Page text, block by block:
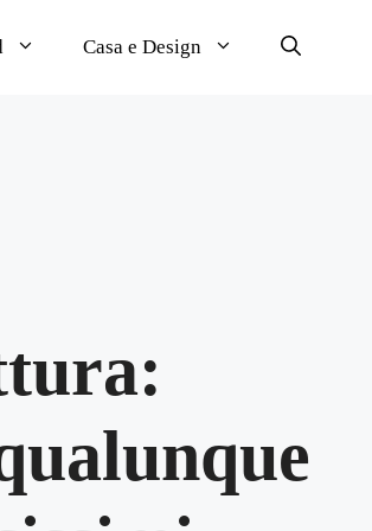
Casa e Design